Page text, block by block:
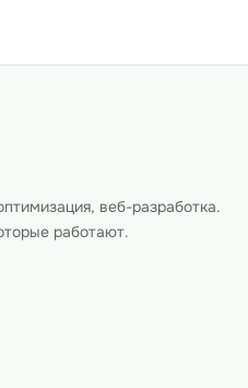
веб-разработка.
работают.